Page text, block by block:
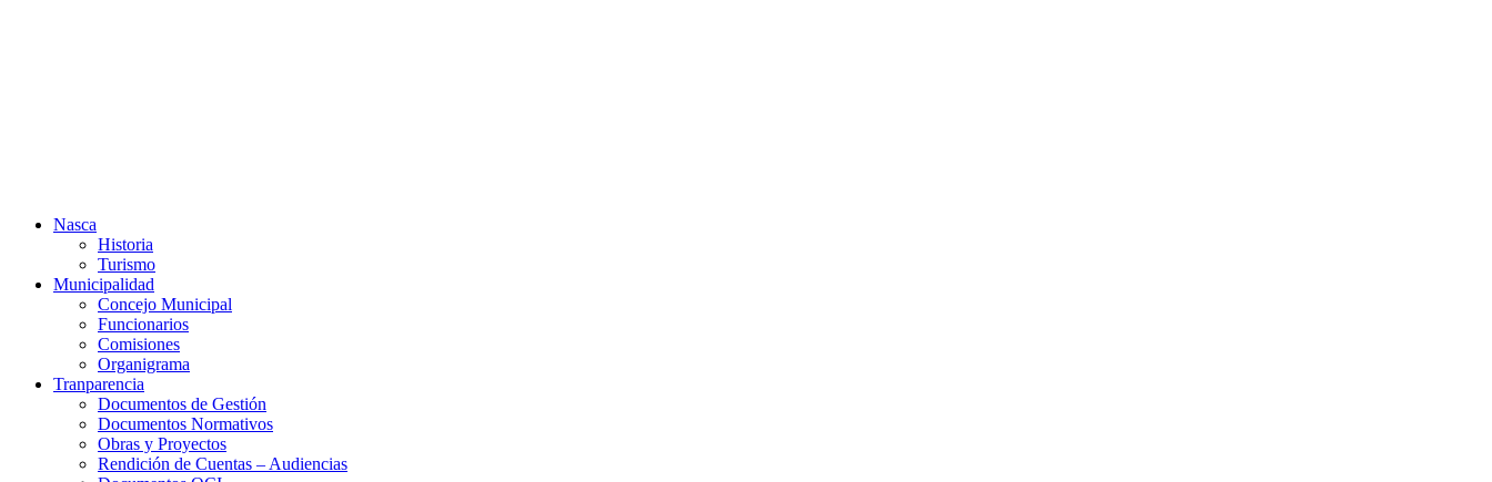
Nasca
Historia
Turismo
Municipalidad
Concejo Municipal
Funcionarios
Comisiones
Organigrama
Tranparencia
Documentos de Gestión
Documentos Normativos
Obras y Proyectos
Rendición de Cuentas – Audiencias